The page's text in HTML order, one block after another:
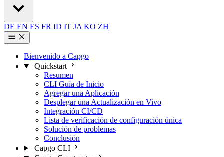
DE EN ES FR ID IT JA KO ZH
Bienvenido a Capgo
Quickstart
Resumen
CLI Guía de Inicio
Agregar una Aplicación
Desplegar una Actualización en Vivo
Integración CI/CD
Lista de verificación de configuración única
Solución de problemas
Conclusión
Capgo CLI